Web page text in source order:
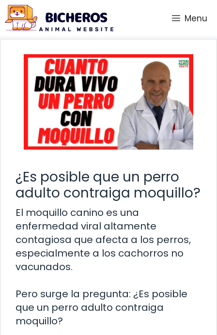
Saltar
al
contenido
Menu
¿Es posible que un perro
adulto contraiga moquillo?
El moquillo canino es una
enfermedad viral altamente
contagiosa que afecta a los perros,
especialmente a los cachorros no
vacunados.
Pero surge la pregunta: ¿Es posible
que un perro adulto contraiga
moquillo?